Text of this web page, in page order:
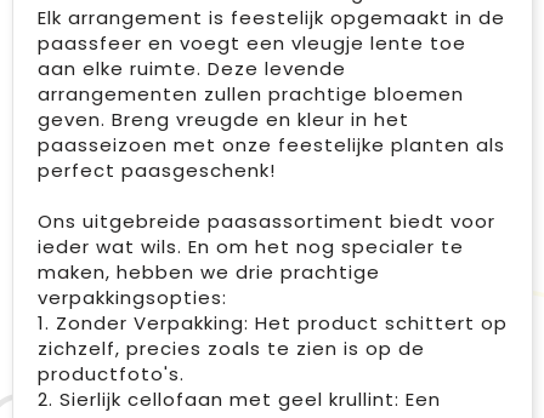
Elk arrangement is feestelijk opgemaakt in de
paassfeer en voegt een vleugje lente toe
aan elke ruimte. Deze levende
arrangementen zullen prachtige bloemen
geven. Breng vreugde en kleur in het
paasseizoen met onze feestelijke planten als
perfect paasgeschenk!
Ons uitgebreide paasassortiment biedt voor
ieder wat wils. En om het nog specialer te
maken, hebben we drie prachtige
verpakkingsopties:
1. Zonder Verpakking: Het product schittert op
zichzelf, precies zoals te zien is op de
productfoto's.
2. Sierlijk cellofaan met geel krullint: Een